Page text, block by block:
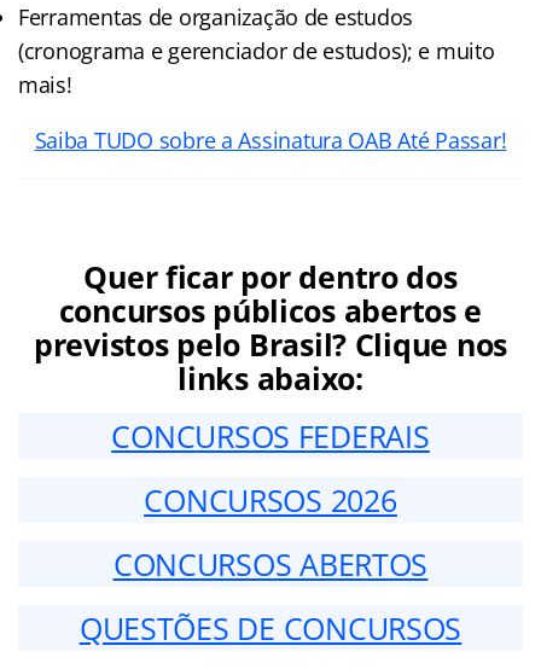
Ferramentas de organização de estudos
(cronograma e gerenciador de estudos); e muito
mais!
Saiba TUDO sobre a Assinatura OAB Até Passar!
Quer ficar por dentro dos
concursos públicos abertos e
previstos pelo Brasil? Clique nos
links abaixo:
CONCURSOS FEDERAIS
CONCURSOS 2026
CONCURSOS ABERTOS
QUESTÕES DE CONCURSOS